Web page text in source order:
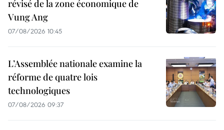
révisé de la zone économique de
Vung Ang
07/08/2026 10:45
L’Assemblée nationale examine la
réforme de quatre lois
technologiques
07/08/2026 09:37